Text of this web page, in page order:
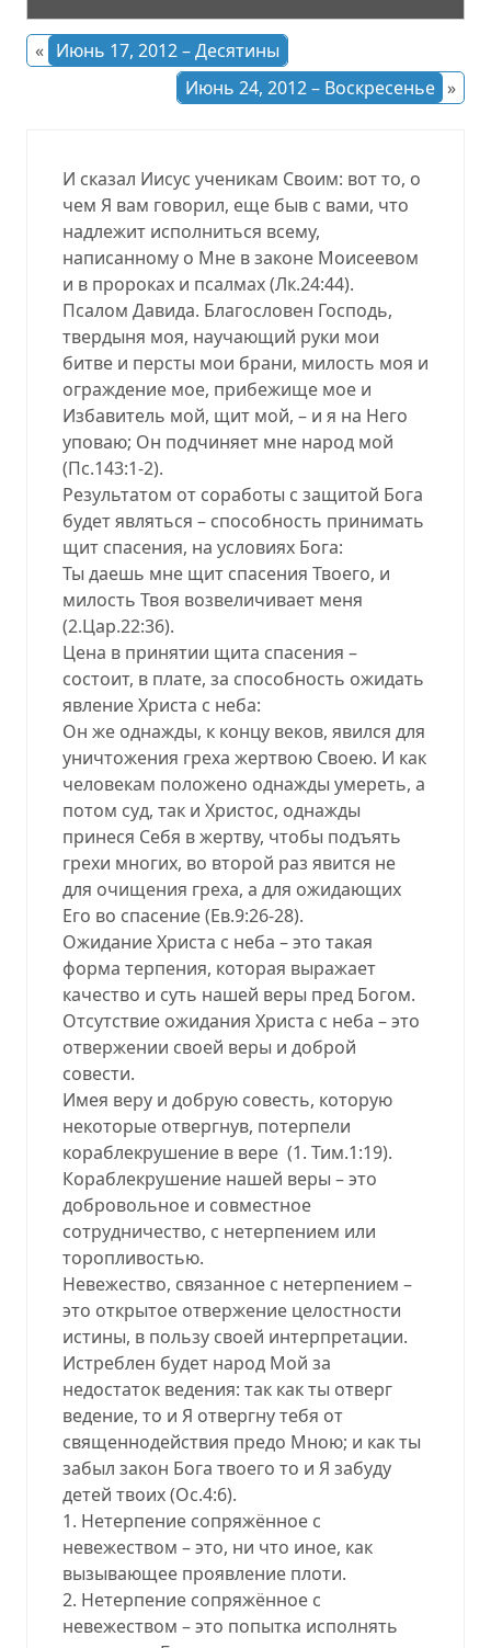
« Июнь 17, 2012 – Десятины
Июнь 24, 2012 – Воскресенье »
И сказал Иисус ученикам Своим: вот то, о
чем Я вам говорил, еще быв с вами, что
надлежит исполниться всему,
написанному о Мне в законе Моисеевом
и в пророках и псалмах (Лк.24:44).
Псалом Давида. Благословен Господь,
твердыня моя, научающий руки мои
битве и персты мои брани, милость моя и
ограждение мое, прибежище мое и
Избавитель мой, щит мой, – и я на Него
уповаю; Он подчиняет мне народ мой
(Пс.143:1-2).
Результатом от соработы с защитой Бога
будет являться – способность принимать
щит спасения, на условиях Бога:
Ты даешь мне щит спасения Твоего, и
милость Твоя возвеличивает меня
(2.Цар.22:36).
Цена в принятии щита спасения –
состоит, в плате, за способность ожидать
явление Христа с неба:
Он же однажды, к концу веков, явился для
уничтожения греха жертвою Своею. И как
человекам положено однажды умереть, а
потом суд, так и Христос, однажды
принеся Себя в жертву, чтобы подъять
грехи многих, во второй раз явится не
для очищения греха, а для ожидающих
Его во спасение (Ев.9:26-28).
Ожидание Христа с неба – это такая
форма терпения, которая выражает
качество и суть нашей веры пред Богом.
Отсутствие ожидания Христа с неба – это
отвержении своей веры и доброй
совести.
Имея веру и добрую совесть, которую
некоторые отвергнув, потерпели
кораблекрушение в вере (1. Тим.1:19).
Кораблекрушение нашей веры – это
добровольное и совместное
сотрудничество, с нетерпением или
торопливостью.
Невежество, связанное с нетерпением –
это открытое отвержение целостности
истины, в пользу своей интерпретации.
Истреблен будет народ Мой за
недостаток ведения: так как ты отверг
ведение, то и Я отвергну тебя от
священнодействия предо Мною; и как ты
забыл закон Бога твоего то и Я забуду
детей твоих (Ос.4:6).
1. Нетерпение сопряжённое с
невежеством – это, ни что иное, как
вызывающее проявление плоти.
2. Нетерпение сопряжённое с
невежеством – это попытка исполнять